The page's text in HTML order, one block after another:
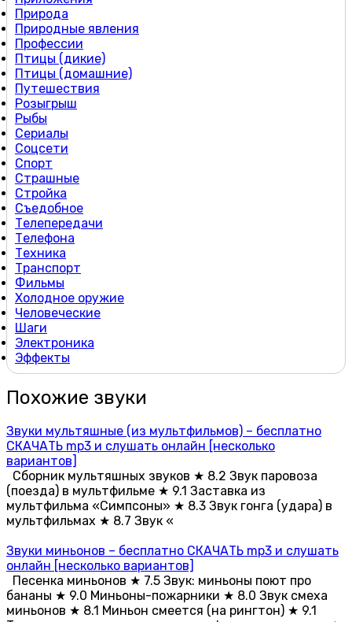
Природа
Природные явления
Профессии
Птицы (дикие)
Птицы (домашние)
Путешествия
Розыгрыш
Рыбы
Сериалы
Соцсети
Спорт
Страшные
Стройка
Съедобное
Телепередачи
Телефона
Техника
Транспорт
Фильмы
Холодное оружие
Человеческие
Шаги
Электроника
Эффекты
Похожие звуки
Звуки мультяшные (из мультфильмов) – бесплатно
СКАЧАТЬ mp3 и слушать онлайн [несколько
вариантов]
Сборник мультяшных звуков ★ 8.2 Звук паровоза
(поезда) в мультфильме ★ 9.1 Заставка из
мультфильма «Симпсоны» ★ 8.3 Звук гонга (удара) в
мультфильмах ★ 8.7 Звук «
Звуки миньонов – бесплатно СКАЧАТЬ mp3 и слушать
онлайн [несколько вариантов]
Песенка миньонов ★ 7.5 Звук: миньоны поют про
бананы ★ 9.0 Миньоны-пожарники ★ 8.0 Звук смеха
миньонов ★ 8.1 Миньон смеется (на рингтон) ★ 9.1